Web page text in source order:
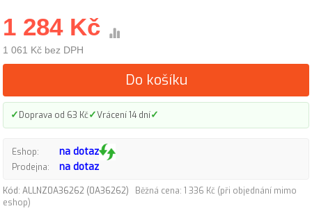
1 284 Kč
1 061 Kč bez DPH
Do košíku
✓Doprava od 63 Kč✓Vrácení 14 dní✓
Eshop: na dotaz
Prodejna: na dotaz
Kód: ALLNZ0A36262 (0A36262)
Běžná cena: 1 336 Kč (při objednání mimo
eshop)